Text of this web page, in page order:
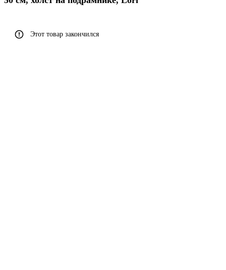
Этот товар закончился